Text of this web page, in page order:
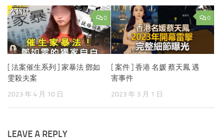
0
[ 法案催生系列 ] 家暴法 鄧如
雯殺夫案
2023 年 4 月 10 日
0
[ 案件 ] 香港 名媛 蔡天鳳 遇
害事件
2023 年 3 月 1 日
LEAVE A REPLY